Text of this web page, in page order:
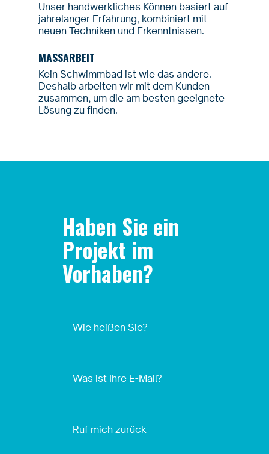
Unser handwerkliches Können basiert auf
jahrelanger Erfahrung, kombiniert mit
neuen Techniken und Erkenntnissen.
MASSARBEIT
Kein Schwimmbad ist wie das andere.
Deshalb arbeiten wir mit dem Kunden
zusammen, um die am besten geeignete
Lösung zu finden.
Haben Sie ein
Projekt im
Vorhaben?